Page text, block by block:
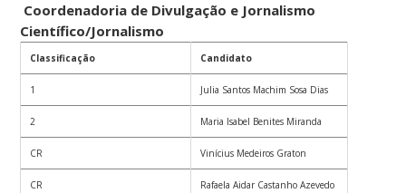
Coordenadoria de Divulgação e Jornalismo
Científico/Jornalismo
Classificação Candidato
1 Julia Santos Machim Sosa Dias
2 Maria Isabel Benites Miranda
CR Vinícius Medeiros Graton
CR Rafaela Aidar Castanho Azevedo